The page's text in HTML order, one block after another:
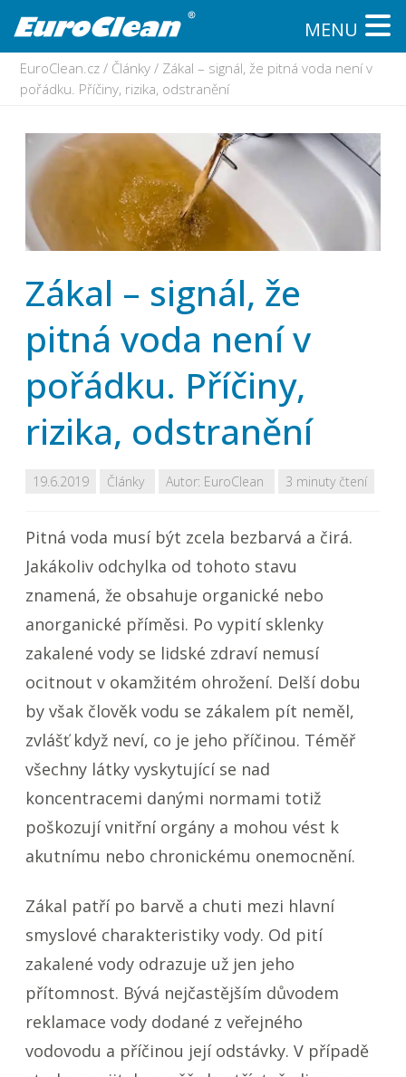
MENU
EuroClean.cz / Články / Zákal – signál, že pitná voda není v
pořádku. Příčiny, rizika, odstranění
Zákal – signál, že
pitná voda není v
pořádku. Příčiny,
rizika, odstranění
19.6.2019 Články Autor: EuroClean 3 minuty čtení
Pitná voda musí být zcela bezbarvá a čirá.
Jakákoliv odchylka od tohoto stavu
znamená, že obsahuje organické nebo
anorganické příměsi. Po vypití sklenky
zakalené vody se lidské zdraví nemusí
ocitnout v okamžitém ohrožení. Delší dobu
by však člověk vodu se zákalem pít neměl,
zvlášť když neví, co je jeho příčinou. Téměř
všechny látky vyskytující se nad
koncentracemi danými normami totiž
poškozují vnitřní orgány a mohou vést k
akutnímu nebo chronickému onemocnění.
Zákal patří po barvě a chuti mezi hlavní
smyslové charakteristiky vody. Od pití
zakalené vody odrazuje už jen jeho
přítomnost. Bývá nejčastějším důvodem
reklamace vody dodané z veřejného
vodovodu a příčinou její odstávky. V případě